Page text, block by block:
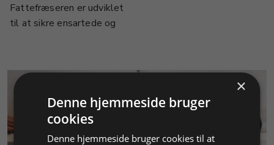
Fattefræseren er udviklet
til at sikre ensartede og
×
Denne hjemmeside bruger
cookies
Denne hjemmeside bruger cookies til at